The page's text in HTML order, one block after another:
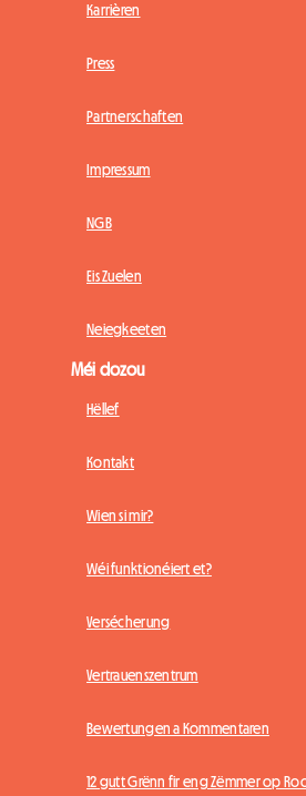
Karrièren
Press
Partnerschaften
Impressum
NGB
Eis Zuelen
Neiegkeeten
Méi dozou
Hëllef
Kontakt
Wien si mir?
Wéi funktionéiert et?
Versécherung
Vertrauenszentrum
Bewertungen a Kommentaren
12 gutt Grënn fir eng Zëmmer op